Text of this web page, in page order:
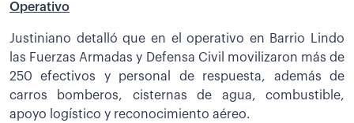
Operativo
Justiniano detalló que en el operativo en Barrio Lindo
las Fuerzas Armadas y Defensa Civil movilizaron más de
250 efectivos y personal de respuesta, además de
carros bomberos, cisternas de agua, combustible,
apoyo logístico y reconocimiento aéreo.